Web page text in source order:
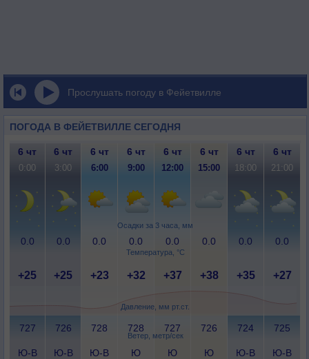
Прослушать погоду в Фейетвилле
ПОГОДА В ФЕЙЕТВИЛЛЕ СЕГОДНЯ
Осадки за 3 часа, мм
Температура, °C
Давление, мм рт.ст.
Ветер, метр/сек
6 чт 6 чт 6 чт 6 чт 6 чт 6 чт 6 чт 6 чт
0:00 3:00 6:00 9:00 12:00 15:00 18:00 21:00
0.0 0.0 0.0 0.0 0.0 0.0 0.0 0.0
+25 +25 +23 +32 +37 +38 +35 +27
727 726 728 728 727 726 724 725
Ю-В
Ю-В
Ю-В
Ю
Ю
Ю
Ю-В
Ю-В